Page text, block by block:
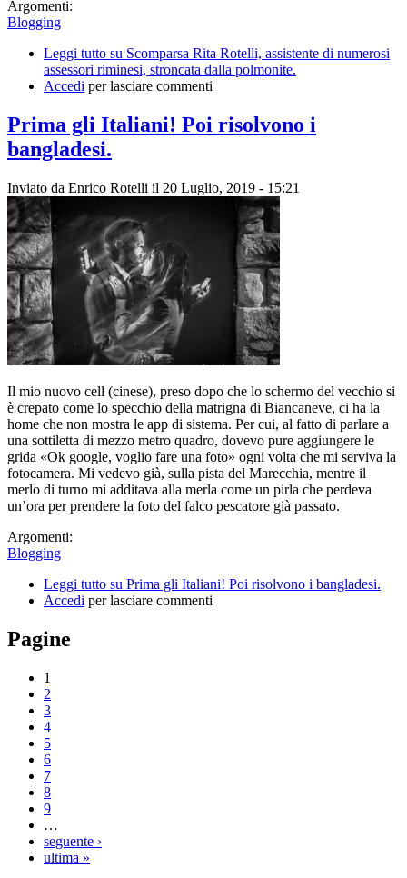
Argomenti:
Blogging
Leggi tutto su Scomparsa Rita Rotelli, assistente di numerosi
assessori riminesi, stroncata dalla polmonite.
Accedi per lasciare commenti
Prima gli Italiani! Poi risolvono i
bangladesi.
Inviato da Enrico Rotelli il 20 Luglio, 2019 - 15:21
Il mio nuovo cell (cinese), preso dopo che lo schermo del vecchio si
è crepato come lo specchio della matrigna di Biancaneve, ci ha la
home che non mostra le app di sistema. Per cui, al fatto di parlare a
una sottiletta di mezzo metro quadro, dovevo pure aggiungere le
grida «Ok google, voglio fare una foto» ogni volta che mi serviva la
fotocamera. Mi vedevo già, sulla pista del Marecchia, mentre il
merlo di turno mi additava alla merla come un pirla che perdeva
un’ora per prendere la foto del falco pescatore già passato.
Argomenti:
Blogging
Leggi tutto su Prima gli Italiani! Poi risolvono i bangladesi.
Accedi per lasciare commenti
Pagine
1
2
3
4
5
6
7
8
9
…
seguente ›
ultima »